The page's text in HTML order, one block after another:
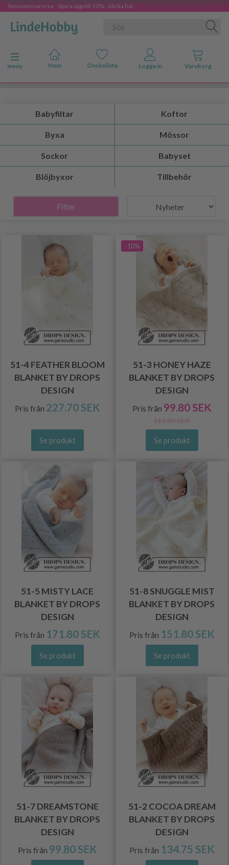
Sensommarsrea - Spara upp till 50% - klicka här
Ändra navigering
meny
Babyfiltar Koftor
Byxa Mössor
Sockor Babyset
Blöjbyxor Tillbehör
Filter
51-4 FEATHER BLOOM
BLANKET BY DROPS
DESIGN
Pris från 227.70 SEK
Se produkt
-10%
51-3 HONEY HAZE
BLANKET BY DROPS
DESIGN
Pris från 99.80 SEK
111.80 SEK
Se produkt
51-5 MISTY LACE
BLANKET BY DROPS
DESIGN
Pris från 171.80 SEK
Se produkt
51-8 SNUGGLE MIST
BLANKET BY DROPS
DESIGN
Pris från 151.80 SEK
Se produkt
51-7 DREAMSTONE
BLANKET BY DROPS
DESIGN
Pris från 99.80 SEK
51-2 COCOA DREAM
BLANKET BY DROPS
DESIGN
Pris från 134.75 SEK